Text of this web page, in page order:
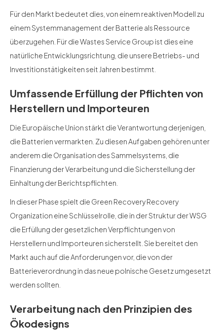
Für den Markt bedeutet dies, von einem reaktiven Modell zu
einem Systemmanagement der Batterie als Ressource
überzugehen. Für die Wastes Service Group ist dies eine
natürliche Entwicklungsrichtung, die unsere Betriebs- und
Investitionstätigkeiten seit Jahren bestimmt.
Umfassende Erfüllung der Pflichten von
Herstellern und Importeuren
Die Europäische Union stärkt die Verantwortung derjenigen,
die Batterien vermarkten. Zu diesen Aufgaben gehören unter
anderem die Organisation des Sammelsystems, die
Finanzierung der Verarbeitung und die Sicherstellung der
Einhaltung der Berichtspflichten.
In dieser Phase spielt die Green Recovery Recovery
Organization eine Schlüsselrolle, die in der Struktur der WSG
die Erfüllung der gesetzlichen Verpflichtungen von
Herstellern und Importeuren sicherstellt. Sie bereitet den
Markt auch auf die Anforderungen vor, die von der
Batterieverordnung in das neue polnische Gesetz umgesetzt
werden sollten.
Verarbeitung nach den Prinzipien des
Ökodesigns